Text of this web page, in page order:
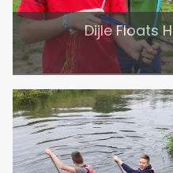
Dijle Floats